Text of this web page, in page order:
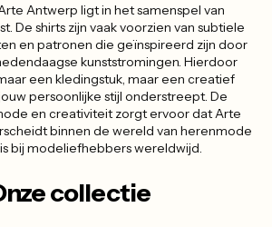
Antwerp ligt in het samenspel van
De shirts zijn vaak voorzien van subtiele
en patronen die geïnspireerd zijn door
kunststromingen. Hierdoor
een kledingstuk, maar een creatief
persoonlijke stijl onderstreept. De
en creativiteit zorgt ervoor dat Arte
binnen de wereld van herenmode
bij modeliefhebbers wereldwijd.
collectie